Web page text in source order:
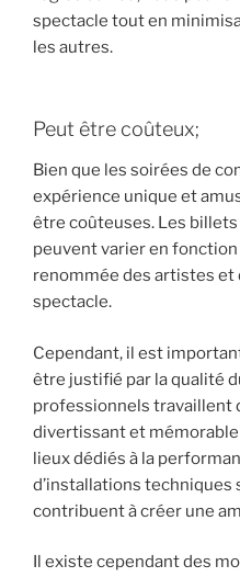
spectacle tout en
les autres.
Peut être coûteux;
Bien que les soirées de
expérience unique et
être coûteuses. Les
peuvent varier en fonction
renommée des artistes et
spectacle.
Cependant, il est
être justifié par la qualité
professionnels travaillent
divertissant et mémorable
lieux dédiés à la
d’installations techniques
contribuent à créer une
Il existe cependant des